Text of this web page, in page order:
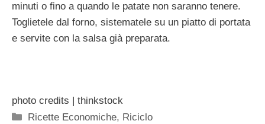
minuti o fino a quando le patate non saranno tenere.
Toglietele dal forno, sistematele su un piatto di portata
e servite con la salsa già preparata.
photo credits | thinkstock
Categorie
Ricette Economiche, Riciclo